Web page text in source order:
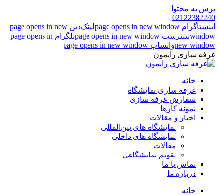
پرش به محتوا
02122382240
اینستاگرام page opens in new window
لینک‌دین page opens in new
windowپینترست page opens in new window
تلگرام page opens in
new windowواتساپ page opens in new window
غرفه سازی رایمون
خانه
غرفه سازی نمایشگاه
سفارش غرفه سازی
نمونه کارها
اخبار و مقالات
نمایشگاه های بین‌المللی
نمایشگاه های داخلی
مقالات
تقویم نمایشگاهی
تماس با ما
درباره ما
خانه